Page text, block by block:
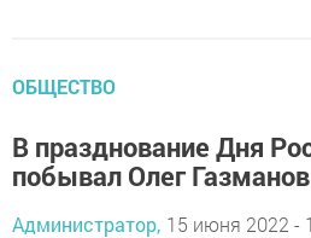
ОБЩЕСТВО
В празднование Дня
побывал Олег Газманов
Администратор, 15 июня 2022 -